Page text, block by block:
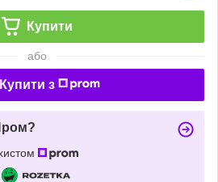
Купити
або
Купити з